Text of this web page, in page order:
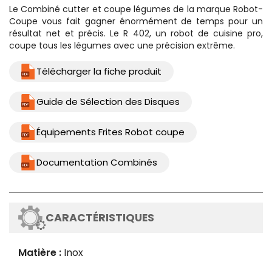
Le Combiné cutter et coupe légumesde la marque Robot-
Coupe vous fait gagner énormément de temps pour un
résultat net et précis. Le R 402, un robot de cuisine pro,
coupe tous les légumes avec une précision extrême.
Télécharger la fiche produit
Guide de Sélection des Disques
Équipements Frites Robot coupe
Documentation Combinés
CARACTÉRISTIQUES
Matière : Inox